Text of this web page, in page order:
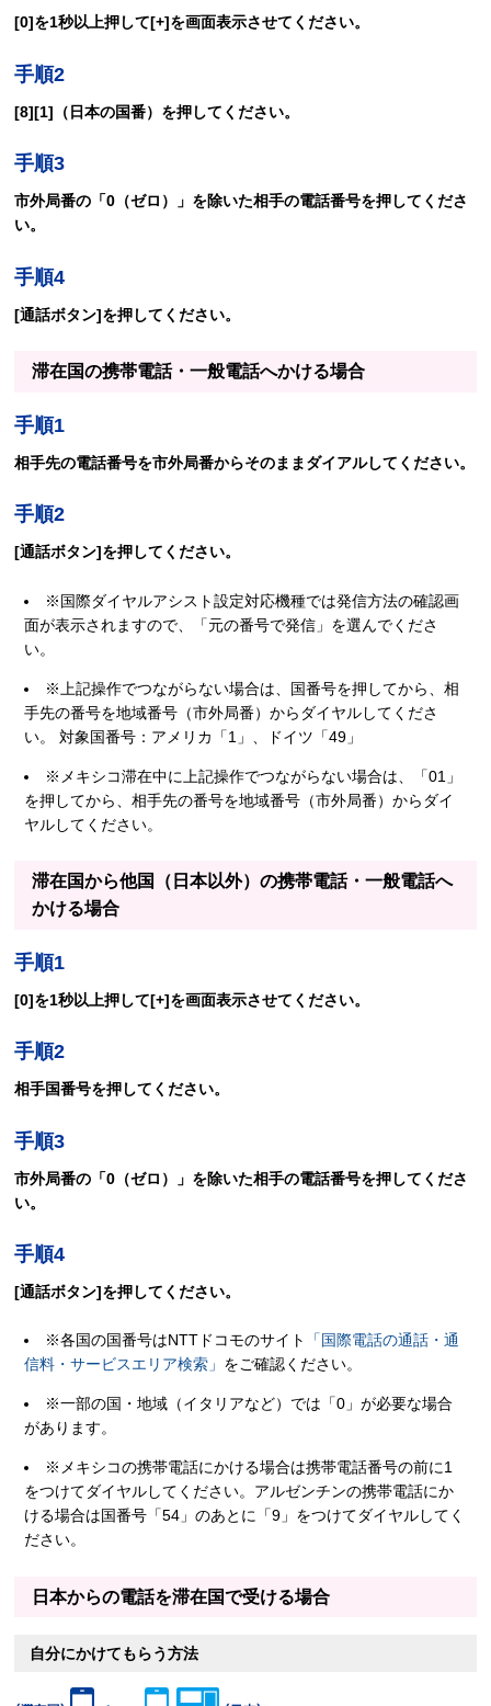
[0]を1秒以上押して[+]を画面表示させてください。
手順2
[8][1]（日本の国番）を押してください。
手順3
市外局番の「0（ゼロ）」を除いた相手の電話番号を押してくださ
い。
手順4
[通話ボタン]を押してください。
滞在国の携帯電話・一般電話へかける場合
手順1
相手先の電話番号を市外局番からそのままダイアルしてください。
手順2
[通話ボタン]を押してください。
※国際ダイヤルアシスト設定対応機種では発信方法の確認画
面が表示されますので、「元の番号で発信」を選んでくださ
い。
※上記操作でつながらない場合は、国番号を押してから、相
手先の番号を地域番号（市外局番）からダイヤルしてくださ
い。 対象国番号：アメリカ「1」、ドイツ「49」
※メキシコ滞在中に上記操作でつながらない場合は、「01」
を押してから、相手先の番号を地域番号（市外局番）からダイ
ヤルしてください。
滞在国から他国（日本以外）の携帯電話・一般電話へ
かける場合
手順1
[0]を1秒以上押して[+]を画面表示させてください。
手順2
相手国番号を押してください。
手順3
市外局番の「0（ゼロ）」を除いた相手の電話番号を押してくださ
い。
手順4
[通話ボタン]を押してください。
※各国の国番号はNTTドコモのサイト
「国際電話の通話・通
信料・サービスエリア検索」 をご確認ください。
※一部の国・地域（イタリアなど）では「0」が必要な場合
があります。
※メキシコの携帯電話にかける場合は携帯電話番号の前に1
をつけてダイヤルしてください。アルゼンチンの携帯電話にか
ける場合は国番号「54」のあとに「9」をつけてダイヤルしてく
ださい。
日本からの電話を滞在国で受ける場合
自分にかけてもらう方法